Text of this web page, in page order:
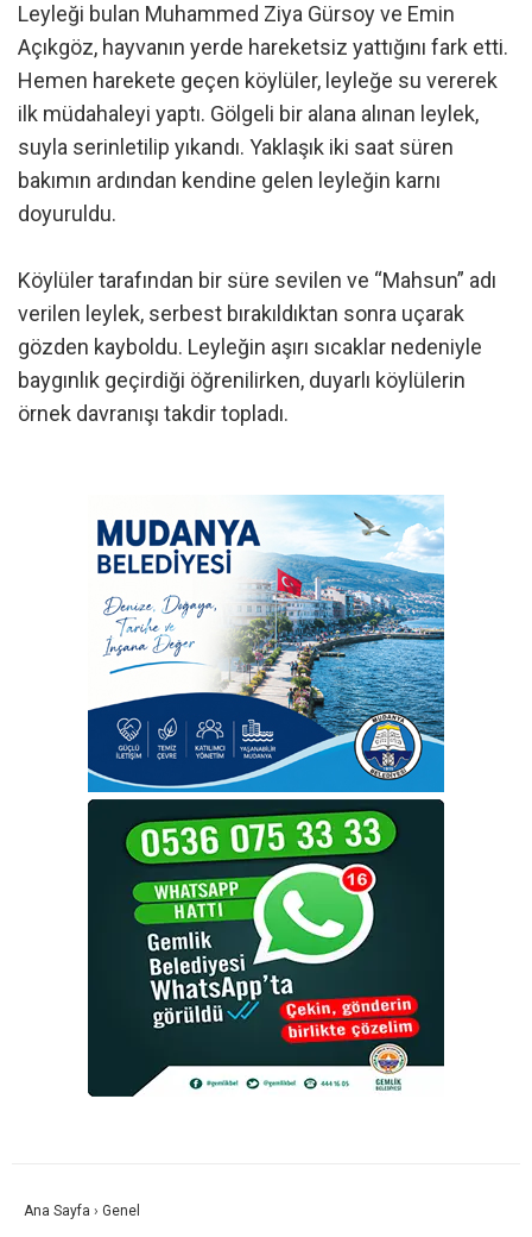
Leyleği bulan Muhammed Ziya Gürsoy ve Emin
Açıkgöz, hayvanın yerde hareketsiz yattığını fark etti.
Hemen harekete geçen köylüler, leyleğe su vererek
ilk müdahaleyi yaptı. Gölgeli bir alana alınan leylek,
suyla serinletilip yıkandı. Yaklaşık iki saat süren
bakımın ardından kendine gelen leyleğin karnı
doyuruldu.
Köylüler tarafından bir süre sevilen ve “Mahsun” adı
verilen leylek, serbest bırakıldıktan sonra uçarak
gözden kayboldu. Leyleğin aşırı sıcaklar nedeniyle
baygınlık geçirdiği öğrenilirken, duyarlı köylülerin
örnek davranışı takdir topladı.
Ana Sayfa › Genel